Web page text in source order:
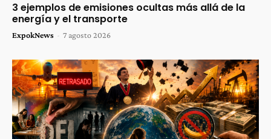
3 ejemplos de emisiones ocultas más allá de la
energía y el transporte
ExpokNews - 7 agosto 2026